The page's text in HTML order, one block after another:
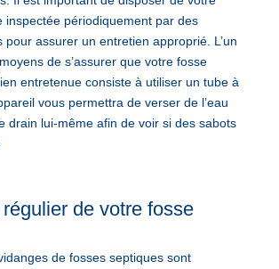
inspectée périodiquement par des
pour assurer un entretien approprié. L’un
de s’assurer que votre fosse
entretenue consiste à utiliser un tube à
vous permettra de verser de l’eau
drain lui-même afin de voir si des sabots
de votre fosse
de fosses septiques sont